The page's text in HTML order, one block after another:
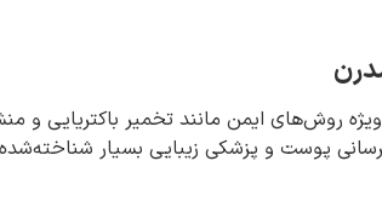
روش‌های ایمن مانند تخمیر باکتریایی
پوست و پزشکی زیبایی بسیار شناخته‌شده